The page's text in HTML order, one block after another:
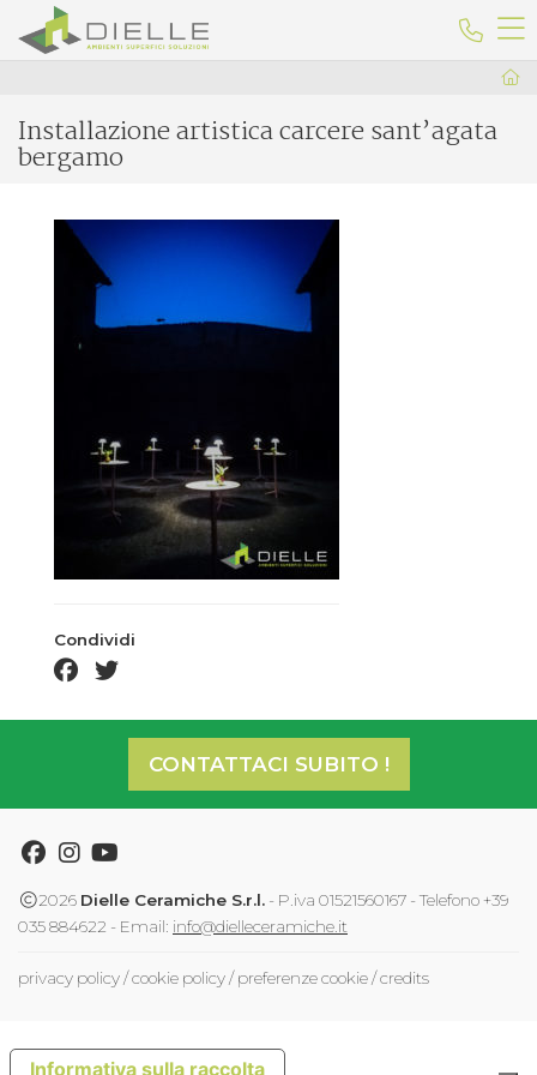
Dielle Ceramiche
Installazione artistica carcere sant’agata
bergamo
Condividi
facebook share
twitter share
CONTATTACI SUBITO !
Facebook
Instagram
Youtube
2026 Dielle Ceramiche S.r.l. - P.iva 01521560167 - Telefono +39
035 884622 - Email: info@dielleceramiche.it
privacy policy/cookie policy/preferenze cookie/credits
Informativa sulla raccolta